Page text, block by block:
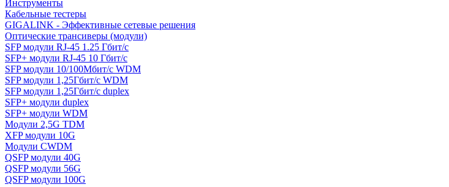
Инструменты
Кабельные тестеры
GIGALINK - Эффективные сетевые решения
Оптические трансиверы (модули)
SFP модули RJ-45 1.25 Гбит/c
SFP+ модули RJ-45 10 Гбит/c
SFP модули 10/100Мбит/с WDM
SFP модули 1,25Гбит/с WDM
SFP модули 1,25Гбит/с duplex
SFP+ модули duplex
SFP+ модули WDM
Модули 2,5G TDM
XFP модули 10G
Модули CWDM
QSFP модули 40G
QSFP модули 56G
QSFP модули 100G